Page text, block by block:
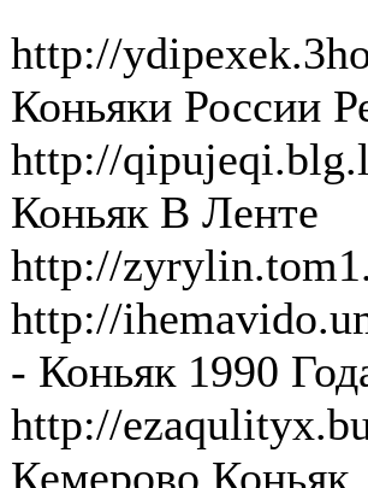
http://
Коньяки России
http://
Коньяк В Ленте
http://
http://
- Коньяк 1990
http://
Кемерово Коньяк